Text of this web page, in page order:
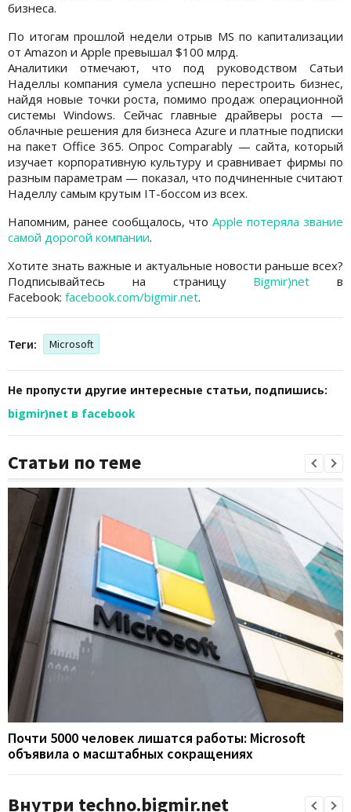
бизнеса.
По итогам прошлой недели отрыв MS по капитализации
от Amazon и Apple превышал $100 млрд.
Аналитики отмечают, что под руководством Сатьи
Наделлы компания сумела успешно перестроить бизнес,
найдя новые точки роста, помимо продаж операционной
системы Windows. Сейчас главные драйверы роста —
облачные решения для бизнеса Azure и платные подписки
на пакет Office 365. Опрос Comparably — сайта, который
изучает корпоративную культуру и сравнивает фирмы по
разным параметрам — показал, что подчиненные считают
Наделлу самым крутым IT-боссом из всех.
Напомним, ранее сообщалось, что Apple потеряла звание
самой дорогой компании.
Хотите знать важные и актуальные новости раньше всех?
Подписывайтесь на страницу Bigmir)net в
Facebook: facebook.com/bigmir.net.
Теги: Microsoft
Не пропусти другие интересные статьи, подпишись:
bigmir)net в facebook
Статьи по теме
Почти 5000 человек лишатся работы: Microsoft
объявила о масштабных сокращениях
Внутри techno.bigmir.net